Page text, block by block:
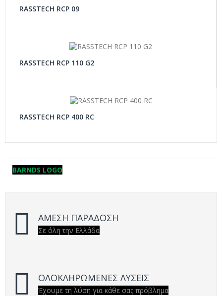
RASSTECH RCP 09
RASSTECH RCP 110 G2
RASSTECH RCP 400 RC
BARNDS LOGO
ΑΜΕΣΗ ΠΑΡΑΔΟΣΗ
Σε όλη την Ελλάδα
ΟΛΟΚΛΗΡΩΜΕΝΕΣ ΛΥΣΕΙΣ
Έχουμε τη λύση για κάθε σας πρόβλημα